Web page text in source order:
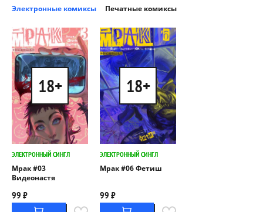
Электронные комиксы Печатные комиксы
18+
ЭЛЕКТРОННЫЙ СИНГЛ
Мрак #03
Видеонастя
99 ₽
18+
ЭЛЕКТРОННЫЙ СИНГЛ
Мрак #06 Фетиш
99 ₽